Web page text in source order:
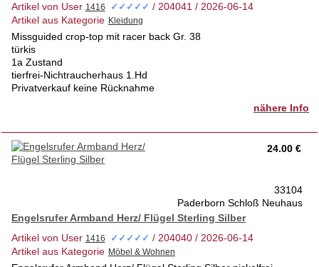
Artikel von User
✓✓✓✓✓ / 204041 / 2026-06-14
Artikel aus Kategorie
Missguided crop-top mit racer back Gr. 38
türkis
1a Zustand
tierfrei-Nichtraucherhaus 1.Hd
Privatverkauf keine Rücknahme
nähere Info
24.00 €
33104
Paderborn Schloß Neuhaus
Engelsrufer Armband Herz/ Flügel Sterling Silber
Artikel von User
✓✓✓✓✓ / 204040 / 2026-06-14
Artikel aus Kategorie